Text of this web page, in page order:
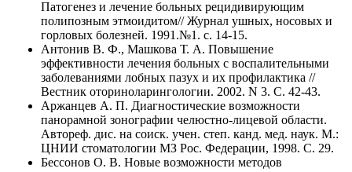
Патогенез и лечение больных рецидивирующим
полипозным этмоидитом// Журнал ушных, носовых и
горловых болезней. 1991.№1. с. 14-15.
Антонив В. Ф., Машкова Т. А. Повышение
эффективности лечения больных с воспалительными
заболеваниями лобных пазух и их профилактика //
Вестник оториноларингологии. 2002. N 3. C. 42-43.
Аржанцев А. П. Диагностические возможности
панорамной зонографии челюстно-лицевой области.
Автореф. дис. на соиск. учен. степ. канд. мед. наук. М.:
ЦНИИ стоматологии МЗ Рос. Федерации, 1998. C. 29.
Бессонов О. В. Новые возможности методов